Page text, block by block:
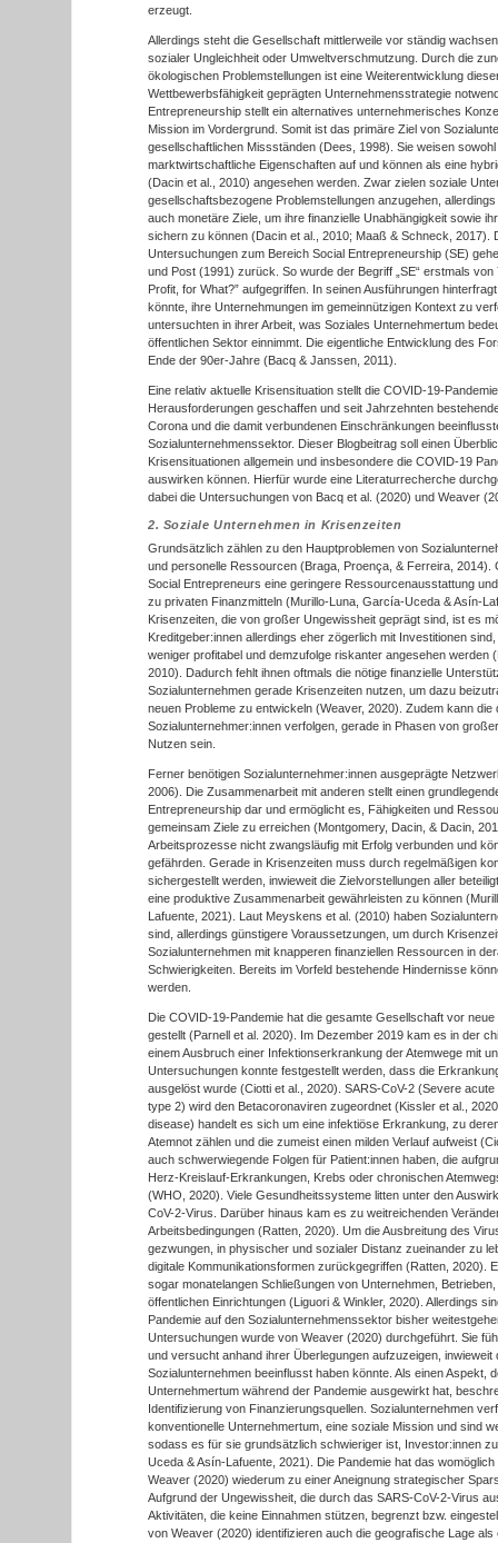
erzeugt.
Allerdings steht die Gesellschaft mittlerweile vor ständig
sozialer Ungleichheit oder Umweltverschmutzung. Durch die
ökologischen Problemstellungen ist eine Weiterentwicklung
Wettbewerbsfähigkeit geprägten Unternehmensstrategie
Entrepreneurship stellt ein alternatives unternehmerisches
Mission im Vordergrund. Somit ist das primäre Ziel von
gesellschaftlichen Missständen (Dees, 1998). Sie weisen
marktwirtschaftliche Eigenschaften auf und können als eine
(Dacin et al., 2010) angesehen werden. Zwar zielen soziale
gesellschaftsbezogene Problemstellungen anzugehen,
auch monetäre Ziele, um ihre finanzielle Unabhängigkeit sowie
sichern zu können (Dacin et al., 2010; Maaß & Schneck, 2017).
Untersuchungen zum Bereich Social Entrepreneurship (SE)
und Post (1991) zurück. So wurde der Begriff „SE“ erstmals von
Profit, for What?” aufgegriffen. In seinen Ausführungen
könnte, ihre Unternehmungen im gemeinnützigen Kontext zu
untersuchten in ihrer Arbeit, was Soziales Unternehmertum
öffentlichen Sektor einnimmt. Die eigentliche Entwicklung des
Ende der 90er-Jahre (Bacq & Janssen, 2011).
Eine relativ aktuelle Krisensituation stellt die COVID-19-
Herausforderungen geschaffen und seit Jahrzehnten
Corona und die damit verbundenen Einschränkungen
Sozialunternehmenssektor. Dieser Blogbeitrag soll einen
Krisensituationen allgemein und insbesondere die COVID-19
auswirken können. Hierfür wurde eine Literaturrecherche
dabei die Untersuchungen von Bacq et al. (2020) und Weaver
2. Soziale Unternehmen in Krisenzeiten
Grundsätzlich zählen zu den Hauptproblemen von
und personelle Ressourcen (Braga, Proença, & Ferreira, 2014).
Social Entrepreneurs eine geringere Ressourcenausstattung
zu privaten Finanzmitteln (Murillo-Luna, García-Uceda & Asín-
Krisenzeiten, die von großer Ungewissheit geprägt sind, ist es
Kreditgeber:innen allerdings eher zögerlich mit Investitionen
weniger profitabel und demzufolge riskanter angesehen werden
2010). Dadurch fehlt ihnen oftmals die nötige finanzielle
Sozialunternehmen gerade Krisenzeiten nutzen, um dazu
neuen Probleme zu entwickeln (Weaver, 2020). Zudem kann die
Sozialunternehmer:innen verfolgen, gerade in Phasen von
Nutzen sein.
Ferner benötigen Sozialunternehmer:innen ausgeprägte
2006). Die Zusammenarbeit mit anderen stellt einen
Entrepreneurship dar und ermöglicht es, Fähigkeiten und
gemeinsam Ziele zu erreichen (Montgomery, Dacin, & Dacin,
Arbeitsprozesse nicht zwangsläufig mit Erfolg verbunden und
gefährden. Gerade in Krisenzeiten muss durch regelmäßigen
sichergestellt werden, inwieweit die Zielvorstellungen aller
eine produktive Zusammenarbeit gewährleisten zu können
Lafuente, 2021). Laut Meyskens et al. (2010) haben
sind, allerdings günstigere Voraussetzungen, um durch
Sozialunternehmen mit knapperen finanziellen Ressourcen in
Schwierigkeiten. Bereits im Vorfeld bestehende Hindernisse
werden.
Die COVID-19-Pandemie hat die gesamte Gesellschaft vor
gestellt (Parnell et al. 2020). Im Dezember 2019 kam es in der
einem Ausbruch einer Infektionserkrankung der Atemwege mit
Untersuchungen konnte festgestellt werden, dass die
ausgelöst wurde (Ciotti et al., 2020). SARS-CoV-2 (Severe
type 2) wird den Betacoronaviren zugeordnet (Kissler et al.,
disease) handelt es sich um eine infektiöse Erkrankung, zu
Atemnot zählen und die zumeist einen milden Verlauf aufweist
auch schwerwiegende Folgen für Patient:innen haben, die
Herz-Kreislauf-Erkrankungen, Krebs oder chronischen
(WHO, 2020). Viele Gesundheitssysteme litten unter den
CoV-2-Virus. Darüber hinaus kam es zu weitreichenden
Arbeitsbedingungen (Ratten, 2020). Um die Ausbreitung des
gezwungen, in physischer und sozialer Distanz zueinander zu
digitale Kommunikationsformen zurückgegriffen (Ratten, 2020).
sogar monatelangen Schließungen von Unternehmen,
öffentlichen Einrichtungen (Liguori & Winkler, 2020). Allerdings
Pandemie auf den Sozialunternehmenssektor bisher
Untersuchungen wurde von Weaver (2020) durchgeführt. Sie
und versucht anhand ihrer Überlegungen aufzuzeigen, inwieweit
Sozialunternehmen beeinflusst haben könnte. Als einen Aspekt,
Unternehmertum während der Pandemie ausgewirkt hat,
Identifizierung von Finanzierungsquellen. Sozialunternehmen
konventionelle Unternehmertum, eine soziale Mission und sind
sodass es für sie grundsätzlich schwieriger ist, Investor:innen
Uceda & Asín-Lafuente, 2021). Die Pandemie hat das
Weaver (2020) wiederum zu einer Aneignung strategischer
Aufgrund der Ungewissheit, die durch das SARS-CoV-2-Virus
Aktivitäten, die keine Einnahmen stützen, begrenzt bzw.
von Weaver (2020) identifizieren auch die geografische Lage